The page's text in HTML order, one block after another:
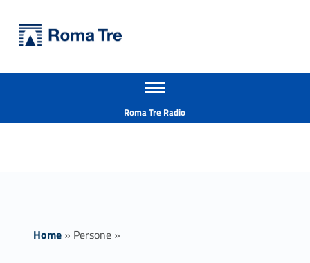
Prof.ssa MARIANGELA ATRIPALDI insegnamenti - Università Roma Tre
Apri il menu secondario
Roma Tre Radio
Home» Persone»